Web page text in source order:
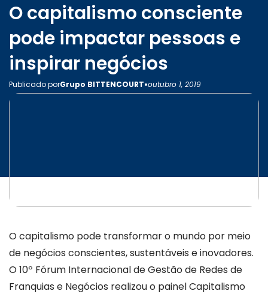
O capitalismo consciente
pode impactar pessoas e
inspirar negócios
Publicado porGrupo BITTENCOURT•outubro 1, 2019
O capitalismo pode transformar o mundo por meio
de negócios conscientes, sustentáveis e inovadores.
O 10º Fórum Internacional de Gestão de Redes de
Franquias e Negócios realizou o painel Capitalismo